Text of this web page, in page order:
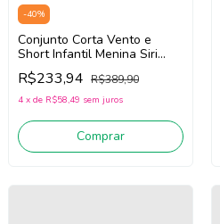
-40%
Conjunto Corta Vento e
Short Infantil Menina Siri
Kids Sport 39978/39979
(Cinza)
R$233,94 R$389,90
4 x de R$58,49 sem juros
Comprar